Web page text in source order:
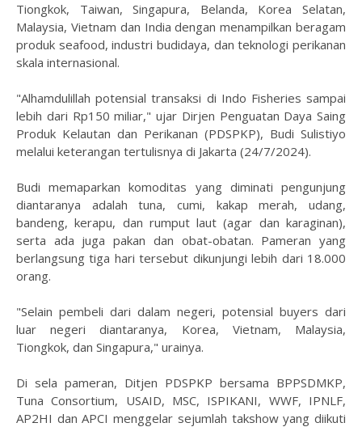
Tiongkok, Taiwan, Singapura, Belanda, Korea Selatan,
Malaysia, Vietnam dan India dengan menampilkan beragam
produk seafood, industri budidaya, dan teknologi perikanan
skala internasional.
"Alhamdulillah potensial transaksi di Indo Fisheries sampai
lebih dari Rp150 miliar," ujar Dirjen Penguatan Daya Saing
Produk Kelautan dan Perikanan (PDSPKP), Budi Sulistiyo
melalui keterangan tertulisnya di Jakarta (24/7/2024).
Budi memaparkan komoditas yang diminati pengunjung
diantaranya adalah tuna, cumi, kakap merah, udang,
bandeng, kerapu, dan rumput laut (agar dan karaginan),
serta ada juga pakan dan obat-obatan. Pameran yang
berlangsung tiga hari tersebut dikunjungi lebih dari 18.000
orang.
"Selain pembeli dari dalam negeri, potensial buyers dari
luar negeri diantaranya, Korea, Vietnam, Malaysia,
Tiongkok, dan Singapura," urainya.
Di sela pameran, Ditjen PDSPKP bersama BPPSDMKP,
Tuna Consortium, USAID, MSC, ISPIKANI, WWF, IPNLF,
AP2HI dan APCI menggelar sejumlah takshow yang diikuti